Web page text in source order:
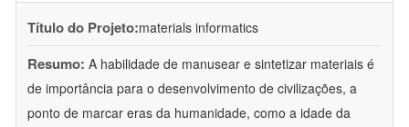
Título do Projeto:materials informatics
Resumo: A habilidade de manusear e sintetizar materiais é
de importância para o desenvolvimento de civilizações, a
ponto de marcar eras da humanidade, como a idade da